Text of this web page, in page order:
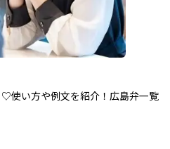
使い方や例文を紹介！広島弁一覧